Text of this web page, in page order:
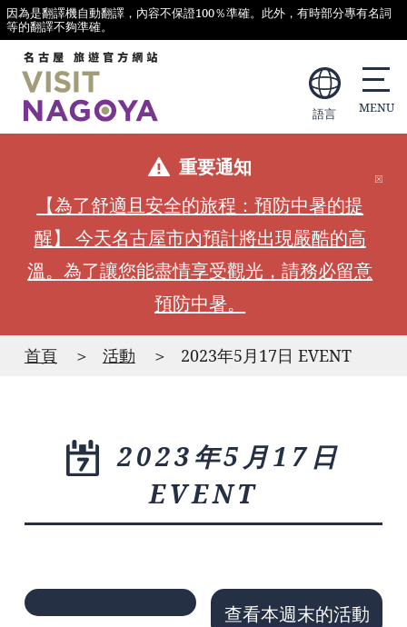
因為是翻譯機自動翻譯，內容不保證100％準確。此外，有時部分專有名詞
等的翻譯不夠準確。
語言
重要通知
【為了舒適且安全的旅程：預防中暑的提
醒】 今天名古屋市內預計將出現嚴酷的高
溫。為了讓您能盡情享受觀光，請務必留意
預防中暑。
首頁 活動 2023年5月17日 EVENT
2023年5月17日
EVENT
查看本週末的活動